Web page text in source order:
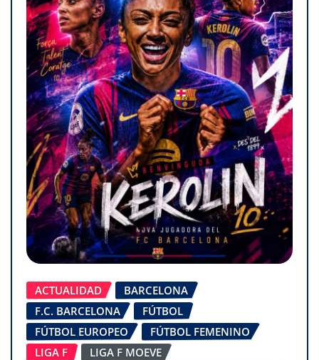
ACTUALIDAD
BARCELONA
F.C. BARCELONA
FÚTBOL
FÚTBOL EUROPEO
FÚTBOL FEMENINO
LIGA F
LIGA F MOEVE